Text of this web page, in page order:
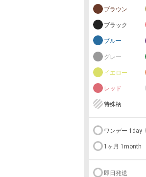
ブラウン
ブラック
ブルー
グレー
イエロー
レッド
特殊柄
ワンデー 1day
1ヶ月 1month
即日発送